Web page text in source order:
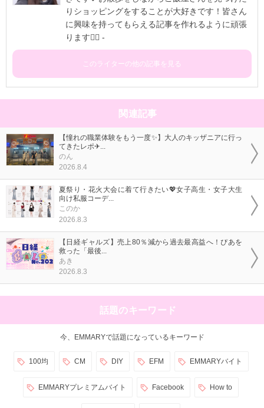
りショッピングをすることが大好きです！皆さん
に興味を持ってもらえる記事を作れるように頑張
ります✊🏻 -
このライターの他の記事を見る
関連記事
【憧れの職業体験をもう一度✨】大人のキッザニアに行っ
てきたレポ✈...
のん
2026.8.4
夏祭り・花火大会に着て行きたい💖女子高生・女子大生
向け私服コーデ...
このか
2026.8.3
【日経ギャルズ】売上80％減から過去最高益へ！ぴあを
救った「最後...
あき
2026.8.3
話題のキーワード
今、EMMARYで話題になっているキーワード
100均 CM DIY EFM EMMARYバイト
EMMARYプレミアムバイト Facebook How to